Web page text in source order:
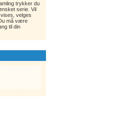
trykker du
serie. Vil
velges
må være
til din